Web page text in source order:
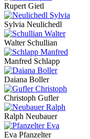
Rupert Gietl
Sylvia Neulichedl
Walter Schullian
Manfred Schlapp
Daiana Boller
Christoph Gufler
Ralph Neubauer
Eva Pfanzelter